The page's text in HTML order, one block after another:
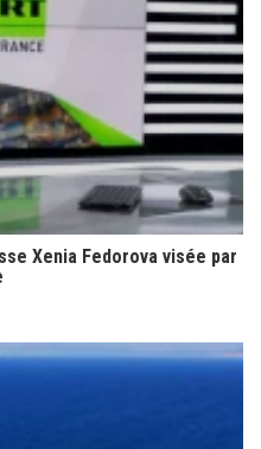
Xenia Fedorova visée par